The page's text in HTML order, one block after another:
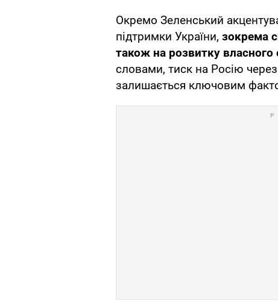
Окремо Зеленський
підтримки України, зокрема
також на розвитку
словами, тиск на Росію через
залишається ключовим